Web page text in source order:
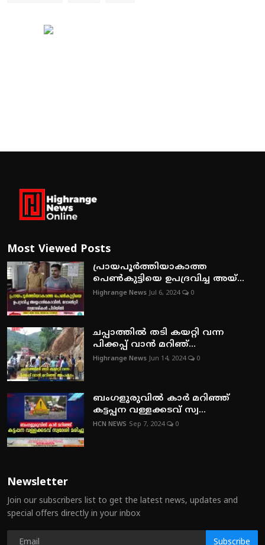
Most Viewed Posts
പ്രായപൂര്‍ത്തിയാകാത്ത
പെണ്‍കുട്ടിയെ ഉപദ്രവിച്ച അയ്...
Highrange News Jul 6, 2024 0
ചപ്പാത്തില്‍ തടി കയറ്റി വന്ന
പിക്കപ്പ് വാന്‍ മറിഞ്...
Highrange News Jun 14, 2024 0
ബംഗളുരുവില്‍ കാര്‍ മറിഞ്ഞ്
കട്ടപ്പന വള്ളക്കടവ് സ്വ...
HCN NEWS Sep 7, 2024 0
Newsletter
Join our subscribers list to get the latest news, updates and
special offers directly in your inbox
Subscribe